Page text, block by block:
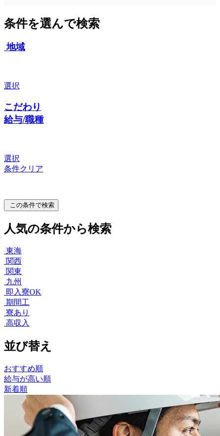
条件を選んで検索
地域
選択
こだわり
給与/職種
選択
条件クリア
この条件で検索
人気の条件から検索
東海
関西
関東
九州
即入寮OK
期間工
寮あり
高収入
並び替え
おすすめ順
給与が高い順
新着順